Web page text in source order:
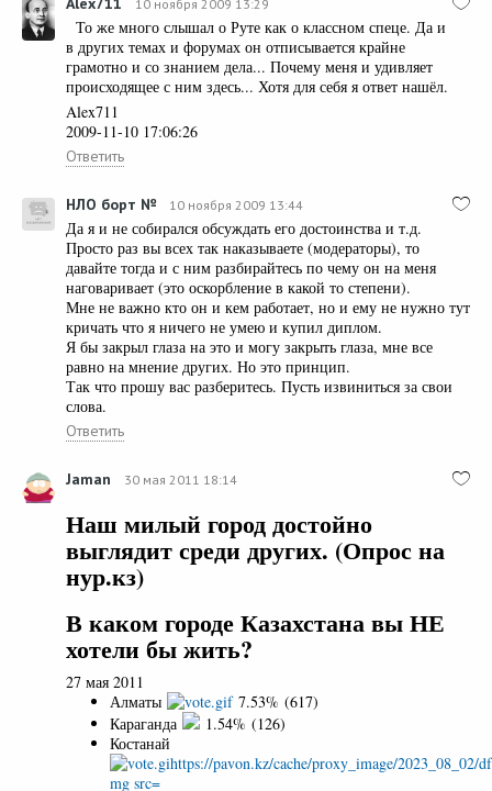
10 ноября 2009 13:29
То же много слышал о Руте как о классном спеце. Да и
в других темах и форумах он отписывается крайне
грамотно и со знанием дела... Почему меня и удивляет
происходящее с ним здесь... Хотя для себя я ответ нашёл.
Alex711
2009-11-10 17:06:26
Ответить
НЛО борт № 10 ноября 2009 13:44
Да я и не собирался обсуждать его достоинства и т.д.
Просто раз вы всех так наказываете (модераторы), то
давайте тогда и с ним разбирайтесь по чему он на меня
наговаривает (это оскорбление в какой то степени).
Мне не важно кто он и кем работает, но и ему не нужно тут
кричать что я ничего не умею и купил диплом.
Я бы закрыл глаза на это и могу закрыть глаза, мне все
равно на мнение других. Но это принцип.
Так что прошу вас разберитесь. Пусть извиниться за свои
слова.
Ответить
Jaman 30 мая 2011 18:14
Наш милый город достойно
выглядит среди других. (Опрос на
нур.кз)
В каком городе Казахстана вы НЕ
хотели бы жить?
27 мая 2011
Алматы
7.53% (617)
Караганда
1.54% (126)
Костанай